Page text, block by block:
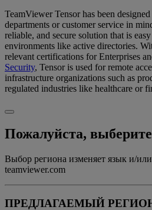
TeamViewer Tensor has been
departments or customer service in
reliable, and secure solution that is
environments like active directories.
relevant certifications for Enterprises
Security, Tensor is used for remote
infrastructure organizations such as
regulated industries like healthcare or
Пожалуйста,
Выбор региона изменяет язык и/
teamviewer.com
ПРЕДЛАГАЕМЫЙ